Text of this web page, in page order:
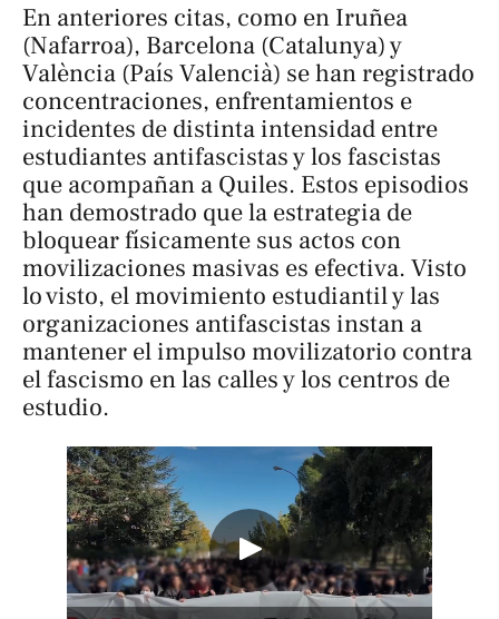
En anteriores citas, como en Iruñea
(Nafarroa), Barcelona (Catalunya) y
València (País Valencià) se han registrado
concentraciones, enfrentamientos e
incidentes de distinta intensidad entre
estudiantes antifascistas y los fascistas
que acompañan a Quiles. Estos episodios
han demostrado que la estrategia de
bloquear físicamente sus actos con
movilizaciones masivas es efectiva. Visto
lo visto, el movimiento estudiantil y las
organizaciones antifascistas instan a
mantener el impulso movilizatorio contra
el fascismo en las calles y los centros de
estudio.